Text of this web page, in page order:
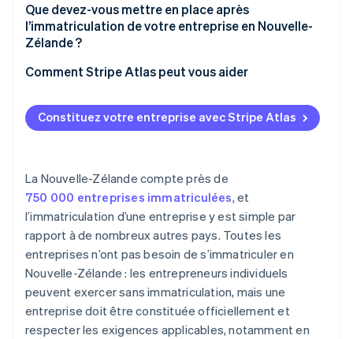
Regarder la vidéo
Déposer une demande de constitution
S’immatriculer fiscalement pendant la constitution
Recevoir votre acte constitutif
Que devez-vous mettre en place après
l’immatriculation de votre entreprise en Nouvelle-
Zélande ?
Confirmer les immatriculations IRD, NZBN et TPS
S’immatriculer comme employeur si vous recrutez
Comprendre les obligations liées à l’ACC
Protéger votre marque
Formaliser les accords
Mettre en place un système d’acceptation des
paiements
Comment Stripe Atlas peut vous aider
S’inscrire sur Atlas
Accepter des paiements et effectuer des
Achat dématérialisé des actions du fondateur
Déclaration fiscale automatique au titre de
l’article 83(b)
Documents juridiques d’entreprise de classe
Une année gratuite de Stripe Payments, plus de
50 000 $ en crédits et remises partenaires
Constituez votre entreprise avec Stripe Atlas
La Nouvelle-Zélande compte près de
750 000 entreprises immatriculées, et
l’immatriculation d’une entreprise y est simple par
rapport à de nombreux autres pays. Toutes les
entreprises n’ont pas besoin de s’immatriculer en
Nouvelle-Zélande : les entrepreneurs individuels
peuvent exercer sans immatriculation, mais une
entreprise doit être constituée officiellement et
respecter les exigences applicables, notamment en